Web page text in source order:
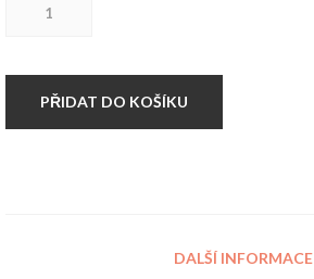
Mikina
PŘIDAT DO KOŠÍKU
DALŠÍ INFORMACE